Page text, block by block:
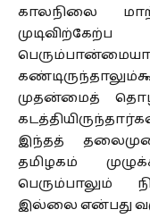
காலநிலை
முதன்மைத்
இந்தத்
தமிழகம்
பெரும்பாலும்
இல்லை என்பது